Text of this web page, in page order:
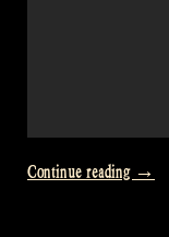
Continue reading “Video:
→